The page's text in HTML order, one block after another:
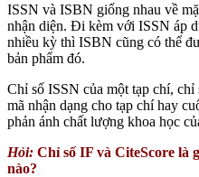
ISSN và ISBN giống nhau về
nhận diện. Đi kèm với ISSN áp
nhiều kỳ thì ISBN cũng có thể
bản phẩm đó.
Chỉ số ISSN của một tạp chí,
mã nhận dạng cho tạp chí hay
phản ánh chất lượng khoa học
Hỏi: Chỉ số IF và CiteScore là
nào?